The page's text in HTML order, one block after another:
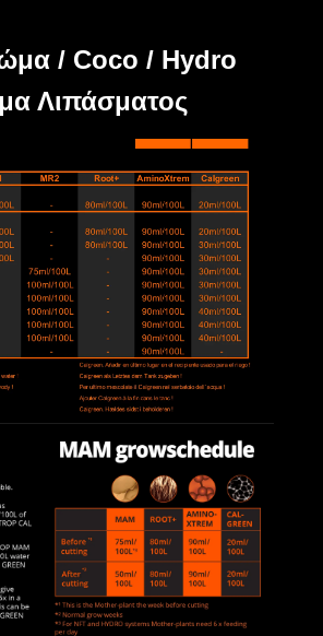
/ Coco / Hydro
Λιπάσματος